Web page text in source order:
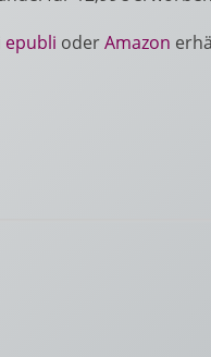
epubli oderAmazon